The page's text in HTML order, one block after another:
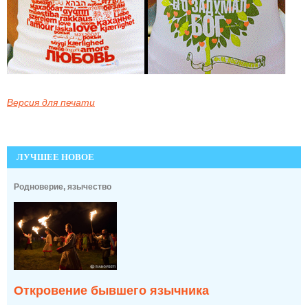
Версия для печати
ЛУЧШЕЕ НОВОЕ
Родноверие, язычество
Откровение бывшего язычника